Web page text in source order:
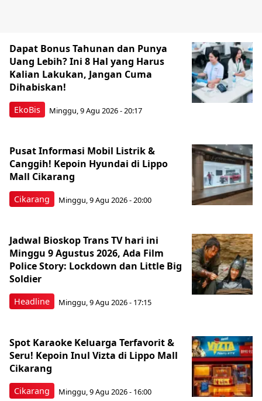
EkoBis
Dapat Bonus Tahunan dan Punya
Uang Lebih? Ini 8 Hal yang Harus
Kalian Lakukan, Jangan Cuma
Dihabiskan!
Minggu, 9 Agu 2026 - 20:17
Cikarang
Pusat Informasi Mobil Listrik &
Canggih! Kepoin Hyundai di Lippo
Mall Cikarang
Minggu, 9 Agu 2026 - 20:00
Headline
Jadwal Bioskop Trans TV hari ini
Minggu 9 Agustus 2026, Ada Film
Police Story: Lockdown dan Little Big
Soldier
Minggu, 9 Agu 2026 - 17:15
Cikarang
Spot Karaoke Keluarga Terfavorit &
Seru! Kepoin Inul Vizta di Lippo Mall
Cikarang
Minggu, 9 Agu 2026 - 16:00